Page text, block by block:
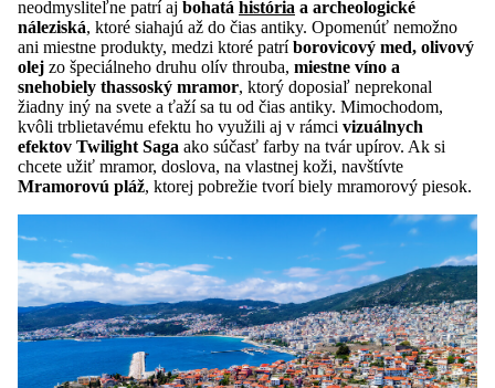
neodmysliteľne patrí aj bohatá história a archeologické
náleziská, ktoré siahajú až do čias antiky. Opomenúť nemožno
ani miestne produkty, medzi ktoré patrí borovicový med, olivový
olej zo špeciálneho druhu olív throuba, miestne víno a
snehobiely thassoský mramor, ktorý doposiaľ neprekonal
žiadny iný na svete a ťaží sa tu od čias antiky. Mimochodom,
kvôli trblietavému efektu ho využili aj v rámci vizuálnych
efektov Twilight Saga ako súčasť farby na tvár upírov. Ak si
chcete užiť mramor, doslova, na vlastnej koži, navštívte
Mramorovú pláž, ktorej pobrežie tvorí biely mramorový piesok.